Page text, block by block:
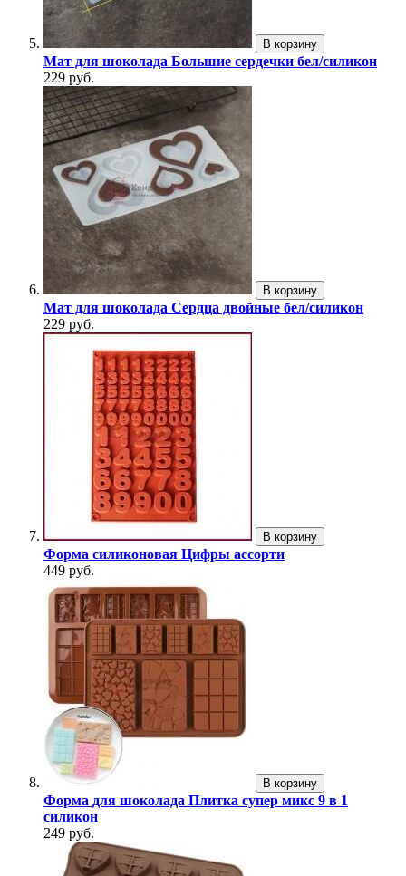
В корзину
Мат для шоколада Большие сердечки бел/силикон
229 руб.
В корзину
Мат для шоколада Сердца двойные бел/силикон
229 руб.
В корзину
Форма силиконовая Цифры ассорти
449 руб.
В корзину
Форма для шоколада Плитка супер микс 9 в 1
силикон
249 руб.